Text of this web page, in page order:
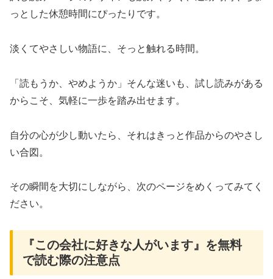
っとした休憩時間にぴったりです。
淡くてやさしい物語に、そっと触れる時間。
「読もうか、やめようか」そんな迷いも、試し読みがある
からこそ、気軽に一歩を踏み出せます。
自分の心が少し動いたら、それはきっと作品からのやさし
い合図。
その瞬間を大切にしながら、次のページをめくってみてく
ださい。
『この会社に好きな人がいます』を無料
で読む際の注意点